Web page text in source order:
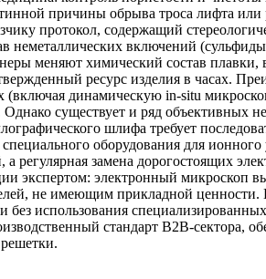
причины обрыва троса лифта или
протокол, содержащий
неметаллических включений
меняют химический состав
ресурс изделия в часах.
динамическую in-situ
существует и ряд объективных
шлифа требует
оборудования для
замена дорогостоящих
экспертом: электронный микроскоп
не имеющим прикладной
использования
стандарт B2B-сектора,